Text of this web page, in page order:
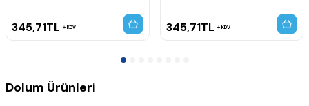
345,71TL KDV 345,71TL KDV
Dolum Ürünleri